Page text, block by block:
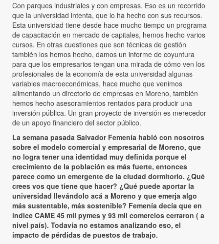
Con parques industriales y con empresas. Eso es un recorrido
que la universidad intenta, que lo ha hecho con sus recursos.
Esta universidad tiene desde hace mucho tiempo un programa
de capacitación en mercado de capitales, hemos hecho varios
cursos. En otras cuestiones que son técnicas de gestión
también los hemos hecho, damos un informe de coyuntura
para que los empresarios tengan una mirada de cómo ven los
profesionales de la economía de esta universidad algunas
variables macroeconómicas, hace mucho que venimos
alimentando un directorio de empresas en Moreno, también
hemos hecho asesoramientos rentados para producir una
inversión pública. Un gran proyecto de inversión es merecedor
de un apoyo financiero del sector público.
La semana pasada Salvador Femenía habló con nosotros
sobre el modelo comercial y empresarial de Moreno, que
no logra tener una identidad muy definida porque el
crecimiento de la población es más fuerte, entonces
parece como un emergente de la ciudad dormitorio. ¿Qué
crees vos que tiene que hacer? ¿Qué puede aportar la
universidad llevándolo acá a Moreno y que emerja algo
más sustentable, más sostenible? Femenía decía que en
índice CAME 45 mil pymes y 93 mil comercios cerraron ( a
nivel país). Todavía no estamos analizando eso, el
impacto de pérdidas de puestos de trabajo.